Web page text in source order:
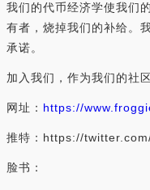
我们的代币经济学使我们
有者，烧掉我们的补给。
承诺。
加入我们，作为我们的社
网址： https://
推特：https://
脸书：